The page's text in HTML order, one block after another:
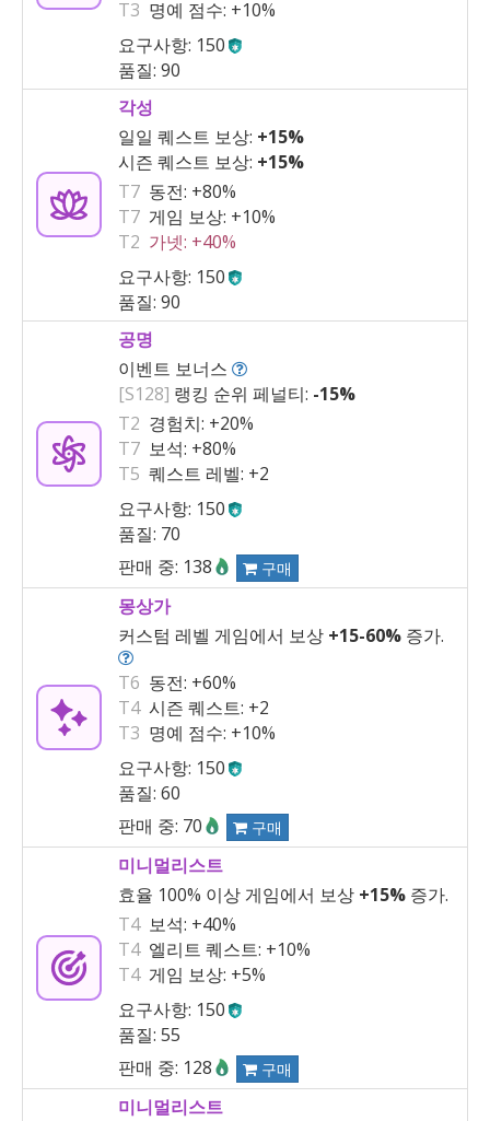
T3 명예 점수: +10%
요구사항: 150
품질: 90
각성
일일 퀘스트 보상: +15%
시즌 퀘스트 보상: +15%
T7 동전: +80%
T7 게임 보상: +10%
T2 가넷: +40%
요구사항: 150
품질: 90
공명
이벤트 보너스
[S128] 랭킹 순위 페널티: -15%
T2 경험치: +20%
T7 보석: +80%
T5 퀘스트 레벨: +2
요구사항: 150
품질: 70
판매 중: 138
구매
몽상가
커스텀 레벨 게임에서 보상 +15-60% 증가.
T6 동전: +60%
T4 시즌 퀘스트: +2
T3 명예 점수: +10%
요구사항: 150
품질: 60
판매 중: 70
구매
미니멀리스트
효율 100% 이상 게임에서 보상 +15% 증가.
T4 보석: +40%
T4 엘리트 퀘스트: +10%
T4 게임 보상: +5%
요구사항: 150
품질: 55
판매 중: 128
구매
미니멀리스트